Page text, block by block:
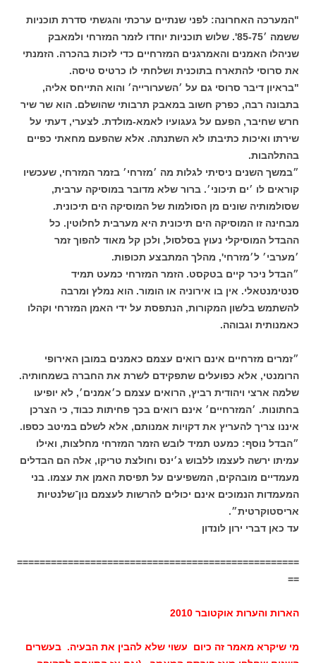
"המערכה האחרונה: לפני שנתיים ערכתי והגשתי סדרת תוכניות
ששמה ׳85-75'. שלוש תוכניות יוחדו לזמר המזרחי ולמאבק
שניהלו האמנים והאמרגנים המזרחיים כדי לזכות בהכרה. הזמנתי
את סרוסי להתארח בתוכנית ושלחתי לו כרטיס טיסה.
"בראיון דיבר סרוסי גם על ׳השערורייה׳ והוא התייחס אליה,
בתבונה רבה, כפרק חשוב במאבק תרבותי שהושלם. הוא שר שיר
חרש שחיבר, הפעם על געגועיו לאמא-מולדת. לצערי, דעתי על
שירתו ואיכות כתיבתו לא השתנתה. אלא שהפעם מחאתי כפיים
בהתלהבות.
״במשך השנים ניסיתי לגלות מה ׳מזרחי׳ בזמר המזרחי, שעכשיו
קוראים לו ׳ים תיכוני׳. ברור שלא מדובר במוסיקה ערבית,
שסולמותיה שונים מן הסולמות של המוסיקה הים תיכונית.
מבחינה זו המוסיקה הים תיכונית היא מערבית לחלוטין. כל
ההבדל המוסיקלי נעוץ בסלסול, ולכן קל מאוד להפוך זמר
׳מערבי׳ ל׳מזרחי', מהלך המתבצע תכופות.
״הבדל ניכר קיים בטקסט. הזמר המזרחי כמעט תמיד
סנטימנטאלי. אין בו אירוניה או הומור. הוא נמלץ ומרבה
להשתמש בלשון המקורות, הנתפסת על ידי האמן המזרחי וקהלו
כאמנותית וגבוהה.
״זמרים מזרחיים אינם רואים עצמם כאמנים במובן האירופי
הרומנטי, אלא כפועלים שתפקידם לשרת את החברה בשמחותיה.
שלמה ארצי ויהודית רביץ, הרואים עצמם כ׳אמנים׳, לא יופיעו
בחתונות. ׳המזרחיים׳ אינם רואים בכך פחיתות כבוד, כי הצרכן
איננו צריך להעריץ את דקויות אמנותם, אלא לשלם במיטב כספו.
״הבדל נוסף: כמעט תמיד לובש הזמר המזרחי מחלצות, ואילו
עמיתו ירשה לעצמו ללבוש ג׳ינס וחולצת טריקו, אלה הם הבדלים
מעמדיים מובהקים, המשפיעים על תפיסת האמן את עצמו. בני
המעמדות הנמוכים אינם יכולים להרשות לעצמם נון־שלנטיות
אריסטוקרטית״.
עד כאן דברי ירון לונדון
==================================================
==
הארות והערות אוקטובר 2010
מי שיקרא מאמר זה כיום עשוי שלא להבין את הבעיה. בעשרים